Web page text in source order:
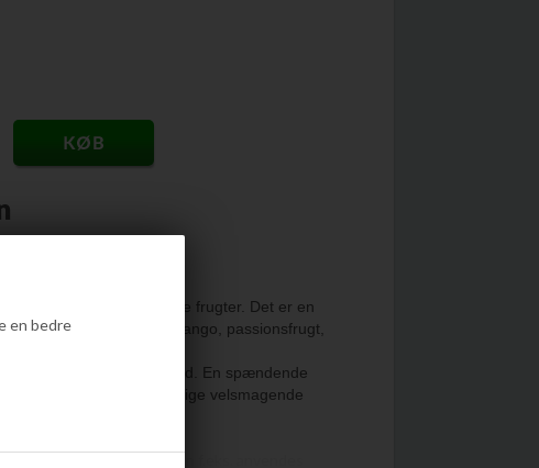
en bedre
som har smag af eksotiske frugter. Det er en
bærer antydninger af mango, passionsfrugt,
er produceret i Holland. En spændende
at lave en række forskellige velsmagende